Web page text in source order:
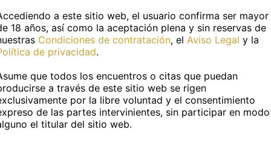
full of pampering and sensuality.
gift, personalized video calls,
For more information write to me.
has visto enCitaPASION.COMy tendrás un
en casa
JUNTOS
Actividades al
a este sitio web, el usuario confirma ser mayor
18 años, así como la aceptación plena y sin reservas de
Condiciones de contratación, el Aviso Legal y la
de privacidad.
que todos los encuentros o citas que puedan
a través de este sitio web se rigen
por la libre voluntad y el consentimiento
de las partes intervinientes, sin participar en modo
el titular del sitio web.